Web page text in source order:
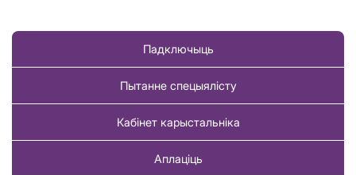
Падключыць
Пытанне спецыялісту
Кабінет карыстальніка
Аплаціць